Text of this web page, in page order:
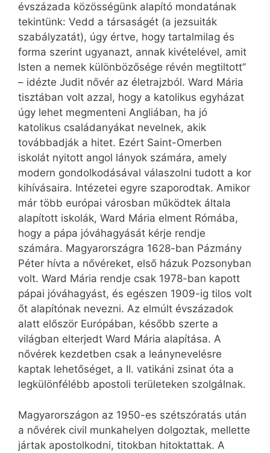
évszázada közösségünk alapító mondatának
tekintünk: Vedd a társaságét (a jezsuiták
szabályzatát), úgy értve, hogy tartalmilag és
forma szerint ugyanazt, annak kivételével, amit
Isten a nemek különbözősége révén megtiltott”
– idézte Judit nővér az életrajzból. Ward Mária
tisztában volt azzal, hogy a katolikus egyházat
úgy lehet megmenteni Angliában, ha jó
katolikus családanyákat nevelnek, akik
továbbadják a hitet. Ezért Saint-Omerben
iskolát nyitott angol lányok számára, amely
modern gondolkodásával válaszolni tudott a kor
kihívásaira. Intézetei egyre szaporodtak. Amikor
már több európai városban működtek általa
alapított iskolák, Ward Mária elment Rómába,
hogy a pápa jóváhagyását kérje rendje
számára. Magyarországra 1628-ban Pázmány
Péter hívta a nővéreket, első házuk Pozsonyban
volt. Ward Mária rendje csak 1978-ban kapott
pápai jóváhagyást, és egészen 1909-ig tilos volt
őt alapítónak nevezni. Az elmúlt évszázadok
alatt először Európában, később szerte a
világban elterjedt Ward Mária alapítása. A
nővérek kezdetben csak a leánynevelésre
kaptak lehetőséget, a II. vatikáni zsinat óta a
legkülönfélébb apostoli területeken szolgálnak.
Magyarországon az 1950-es szétszóratás után
a nővérek civil munkahelyen dolgoztak, mellette
jártak apostolkodni, titokban hitoktattak. A